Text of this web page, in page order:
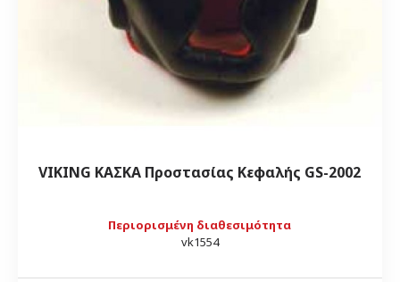
Περιορισμένη διαθεσιμότητα
vk1554
VIKING ΚΑΣΚΑ Προστασίας Κεφαλής GS-2002